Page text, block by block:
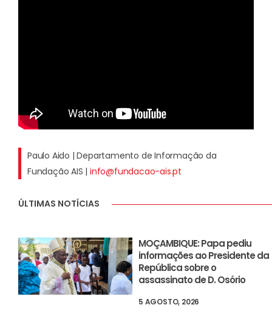
Paulo Aido | Departamento de Informação da
Fundação AIS |info@fundacao-ais.pt
ÚLTIMAS NOTÍCIAS
MOÇAMBIQUE: Papa pediu
informações ao Presidente da
República sobre o
assassinato de D. Osório
5 AGOSTO, 2026